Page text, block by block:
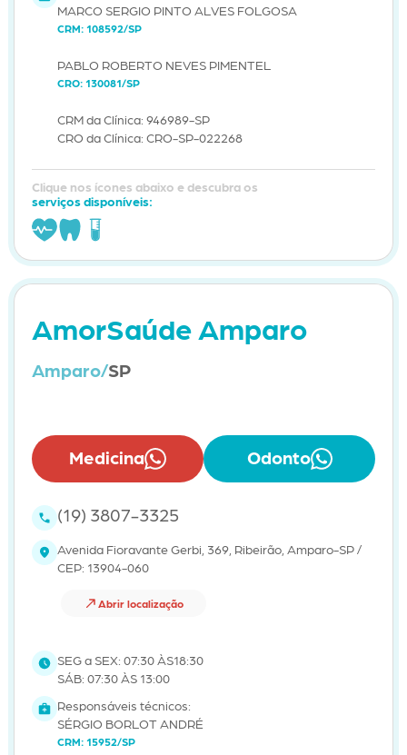
MARCO SERGIO PINTO ALVES FOLGOSA
CRM: 108592/SP
PABLO ROBERTO NEVES PIMENTEL
CRO: 130081/SP
CRM da Clínica: 946989-SP
CRO da Clínica: CRO-SP-022268
Clique nos ícones abaixo e descubra os
serviços disponíveis:
AmorSaúde Amparo
Amparo/SP
Medicina Odonto
(19) 3807-3325
Avenida Fioravante Gerbi, 369, Ribeirão, Amparo-SP /
CEP: 13904-060
Abrir localização
SEG a SEX: 07:30 ÀS18:30
SÁB: 07:30 ÀS 13:00
Responsáveis técnicos:
SÉRGIO BORLOT ANDRÉ
CRM: 15952/SP